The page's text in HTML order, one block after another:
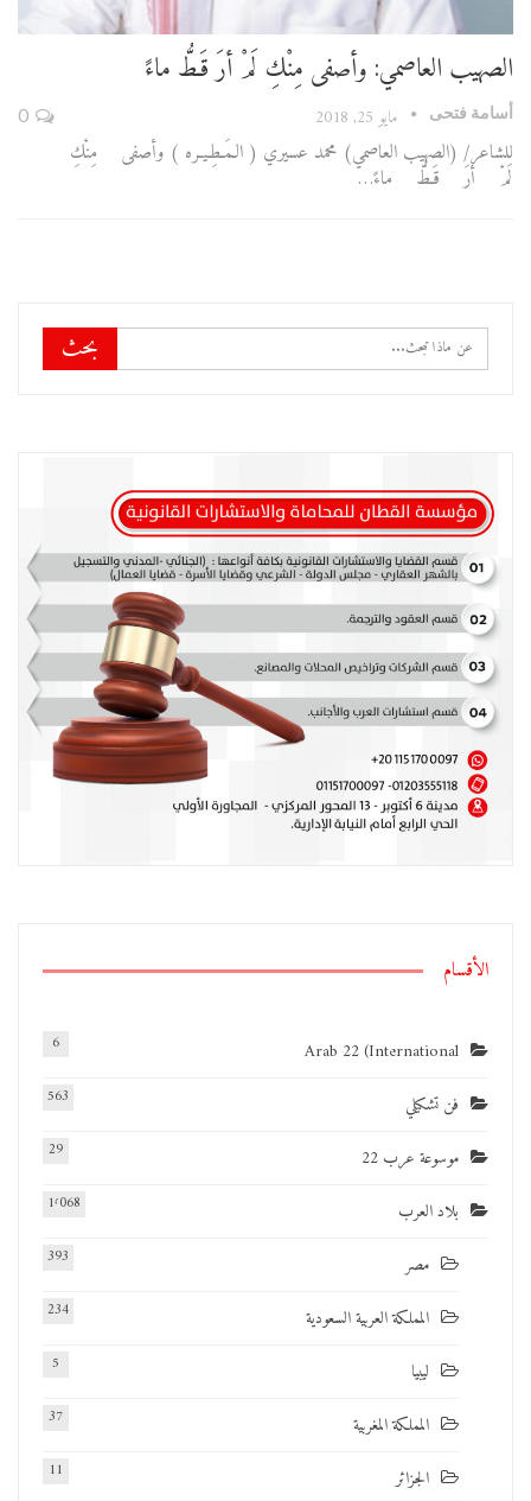
الصهيب العاصمي: وأصفى مِنْكِ لَمْ أرَ قَـطُّ ماءً
أسامة فتحى مايو 25, 2018
للشاعر/ (الصهيب العاصمي) محمد عسيري ( الـمَـطِـيـره ) وأصفى مِنْكِ
لَمْ أرَ قَـطُّ ماءً…
الأقسام
Arab 22 (International
6
فن تشكيلي 563
موسوعة عرب 22 29
بلاد العرب 1٬068
مصر 393
المملكة العربية السعودية 234
ليبيا 5
المملكة المغربية 37
الجزائر 11